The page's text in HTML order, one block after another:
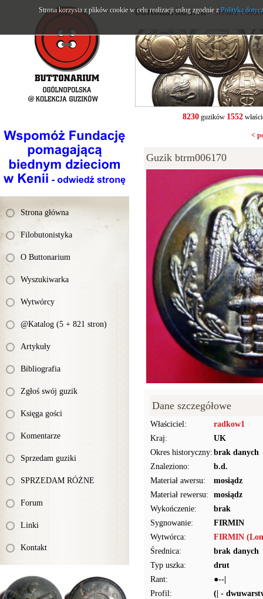
Strona główna
Filobutonistyka
O Buttonarium
Wyszukiwarka
Wytwórcy
@Katalog (5 + 821 stron)
Artykuły
Bibliografia
Zgłoś swój guzik
Księga gości
Komentarze
Sprzedam guziki
SPRZEDAM RÓŻNE
Forum
Linki
Kontakt
buttonarium.eu- Strona
8230guzików 1552
<
Guzik btrm006170
Dane szczegółowe
Właściciel:
radkow1
Kraj:
UK
Okres historyczny: brak danych
Znaleziono:
b.d.
Materiał awersu:
mosiądz
Materiał rewersu:
mosiądz
Wykończenie:
brak
Sygnowanie:
FIRMIN
Wytwórca:
FIRMIN
Średnica:
brak danych
Typ uszka:
drut
Rant:
●--|
Profil:
(| -
Strona korzysta z plików cookie w celu realizacji usług zgodnie zPolityką